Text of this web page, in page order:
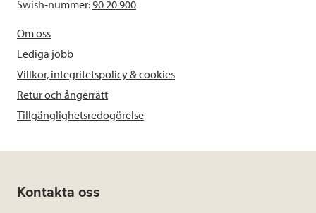
Swish-nummer:90 20 900
Om oss
Lediga jobb
Villkor, integritetspolicy & cookies
Retur och ångerrätt
Tillgänglighetsredogörelse
Kontakta oss